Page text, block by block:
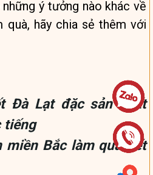
ý tưởng nào khác về
quà, hãy chia sẻ thêm với
Đà Lạt đặc sản chất
tiếng
miền Bắc làm quà Tết